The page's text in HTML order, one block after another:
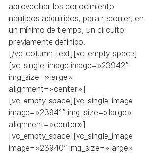
aprovechar los conocimiento
náuticos adquiridos, para recorrer, en
un mínimo de tiempo, un circuito
previamente definido.
[/vc_column_text][vc_empty_space]
[vc_single_image image=»23942″
img_size=»large»
alignment=»center»]
[vc_empty_space][vc_single_image
image=»23941″ img_size=»large»
alignment=»center»]
[vc_empty_space][vc_single_image
image=»23940″ img_size=»large»